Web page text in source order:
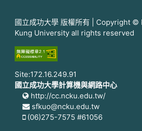
國立成功大學 版權所有 | Copyright ©
Kung University all rights reserved
Site:172.16.249.91
國立成功大學計算機與網路中心
http://cc.ncku.edu.tw/
sfkuo@ncku.edu.tw
(06)275-7575 #61056